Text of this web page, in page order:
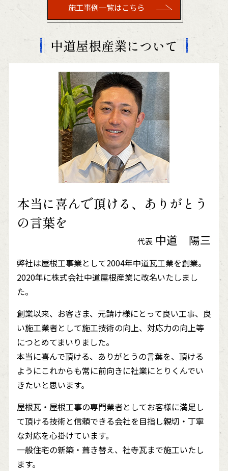
施工事例一覧はこちら
中道屋根産業について
本当に喜んで頂ける、ありがとう
の言葉を
代表 中道 陽三
弊社は屋根工事業として2004年中道瓦工業を創業。
2020年に株式会社中道屋根産業に改名いたしまし
た。
創業以来、お客さま、元請け様にとって良い工事、良
い施工業者として施工技術の向上、対応力の向上等
につとめてまいりました。
本当に喜んで頂ける、ありがとうの言葉を、頂ける
ようにこれからも常に前向きに社業にとりくんでい
きたいと思います。
屋根瓦・屋根工事の専門業者としてお客様に満足し
て頂ける技術と信頼できる会社を目指し親切・丁寧
な対応を心掛けています。
一般住宅の新築・葺き替え、社寺瓦まで施工いたし
ます。